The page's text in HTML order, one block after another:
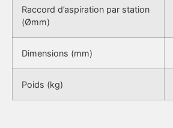
Raccord d’aspiration par station
(Ømm)
Dimensions (mm)
Poids (kg)